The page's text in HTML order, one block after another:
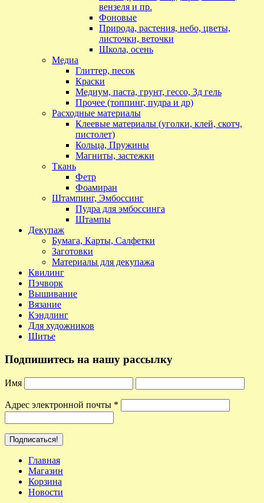
вензеля и пр.
Фоновые
Природа, растения, небо, цветы,
листочки, веточки
Школа, осень
Медиа
Глиттер, песок
Краски
Медиум, паста, грунт, гессо, 3д гель
Прочее (топпинг, пудра и др)
Расходные материалы
Клеевые материалы (уголки, клей, скотч,
пистолет)
Кольца, Пружины
Магниты, застежки
Ткань
Фетр
Фоамиран
Штампинг, Эмбоссинг
Пудра для эмбоссинга
Штампы
Декупаж
Бумага, Карты, Салфетки
Заготовки
Материалы для декупажа
Квилинг
Пэчворк
Вышивание
Вязание
Кэндлинг
Для художников
Шитье
Подпишитесь на нашу рассылку
Имя
Адрес электронной почты *
Главная
Магазин
Корзина
Новости